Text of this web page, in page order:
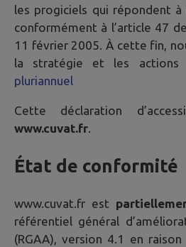
les progiciels qui répondent à
conformément à l’article 47
11 février 2005. À cette fin,
la stratégie et les actions
pluriannuel
Cette déclaration
www.cuvat.fr.
État de conformité
www.cuvat.fr est
référentiel général
(RGAA), version 4.1 en